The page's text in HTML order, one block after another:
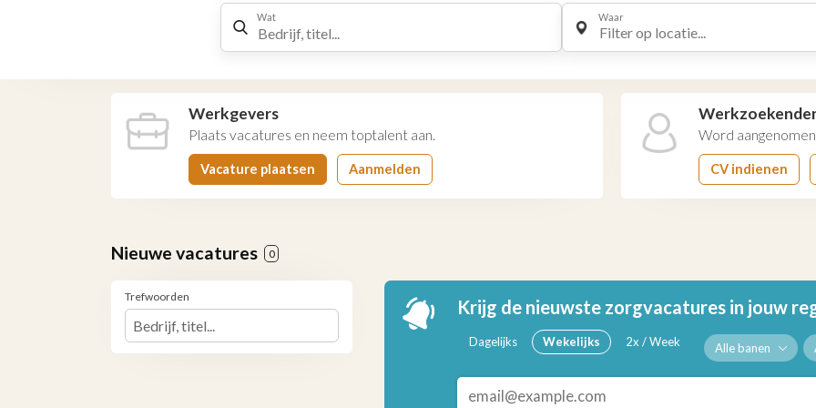
Wat Waar
Filter op locatie...
Werkgevers
Plaats vacatures en neem toptalent aan.
Vacature plaatsen Aanmelden
Word
CV indienen
Nieuwe vacatures 0
Trefwoorden Krijg de nieuwste zorgvacatures in jouw
Dagelijks Wekelijks 2x / Week Alle banen